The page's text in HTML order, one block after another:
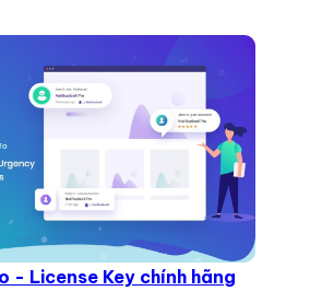
- License Key chính hãng